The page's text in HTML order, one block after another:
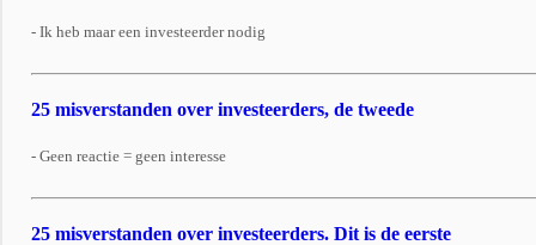
- Ik heb maar een investeerder nodig
25 misverstanden over investeerders, de tweede
- Geen reactie = geen interesse
25 misverstanden over investeerders. Dit is de eerste